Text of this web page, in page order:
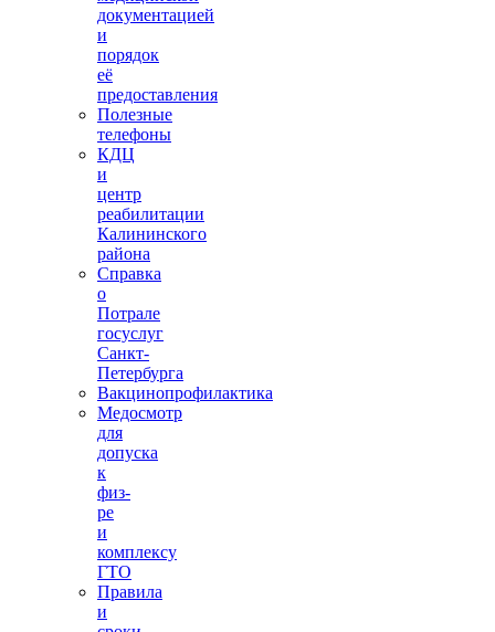
документацией
и
порядок
её
предоставления
Полезные
телефоны
КДЦ
и
центр
реабилитации
Калининского
района
Справка
о
Потрале
госуслуг
Санкт-
Петербурга
Вакцинопрофилактика
Медосмотр
для
допуска
к
физ-
ре
и
комплексу
ГТО
Правила
и